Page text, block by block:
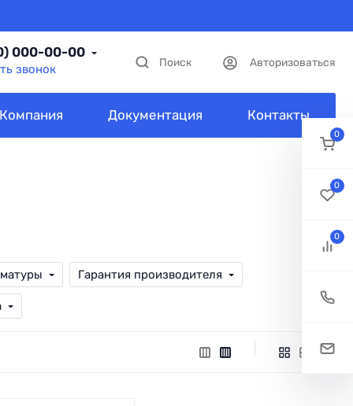
000-00-00
звонок Поиск Авторизоваться
Компания Документация Контакты
Гарантия производителя
0
0
0